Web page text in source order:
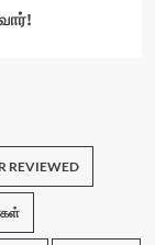
REVIEWED